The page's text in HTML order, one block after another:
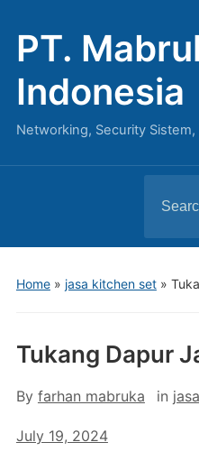
PT.
Indonesia
Networking, Security
for:
Home» jasa kitchen set»
Tukang Dapur
By farhan mabruka in
July 19, 2024